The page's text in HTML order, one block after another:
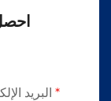
البريد